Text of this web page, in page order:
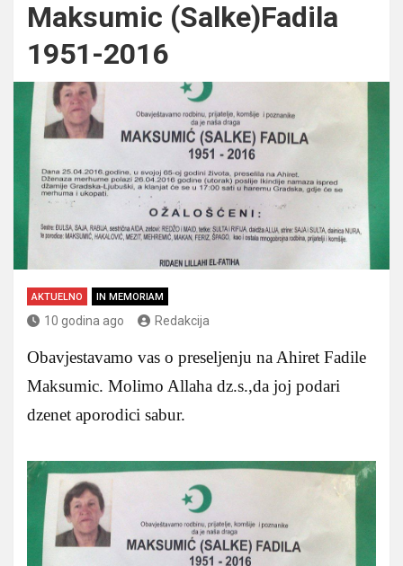
Maksumic (Salke)Fadila
1951-2016
AKTUELNO IN MEMORIAM
10 godina ago Redakcija
Obavjestavamo vas o preseljenju na Ahiret Fadile
Maksumic. Molimo Allaha dz.s.,da joj podari
dzenet aporodici sabur.